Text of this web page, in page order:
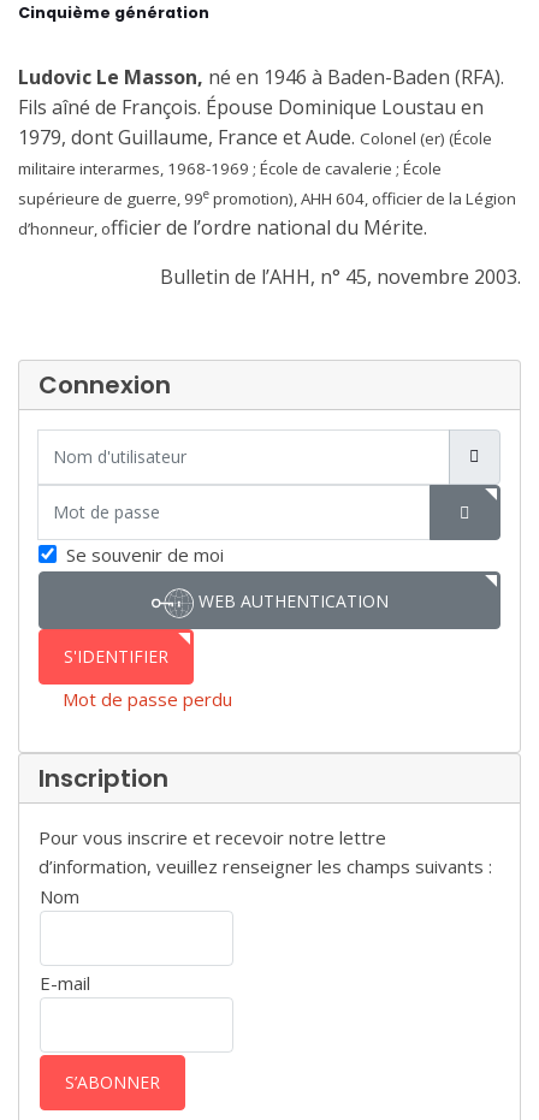
Cinquième génération
Ludovic Le Masson, né en 1946 à Baden-Baden (RFA).
Fils aîné de François. Épouse Dominique Loustau en
1979, dont Guillaume, France et Aude. Colonel (er) (École
militaire interarmes, 1968-1969 ; École de cavalerie ; École
supérieure de guerre, 99e promotion), AHH 604, officier de la Légion
d’honneur, officier de l’ordre national du Mérite.
Bulletin de l’AHH, n° 45, novembre 2003.
Connexion
SHOW
Se souvenir de moi
WEB AUTHENTICATION
S'IDENTIFIER
Mot de passe perdu
Inscription
Pour vous inscrire et recevoir notre lettre
d’information, veuillez renseigner les champs suivants :
Nom
E-mail